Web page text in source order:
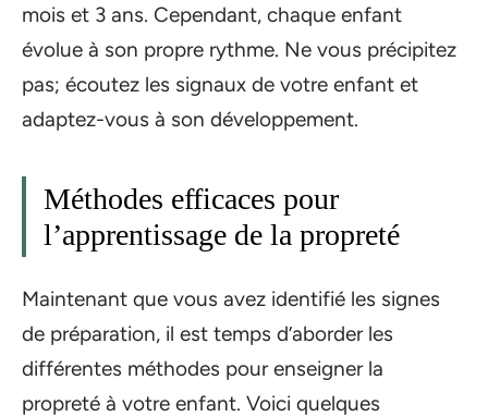
mois et 3 ans. Cependant, chaque enfant
évolue à son propre rythme. Ne vous précipitez
pas; écoutez les signaux de votre enfant et
adaptez-vous à son développement.
Méthodes efficaces pour
l’apprentissage de la propreté
Maintenant que vous avez identifié les signes
de préparation, il est temps d’aborder les
différentes méthodes pour enseigner la
propreté à votre enfant. Voici quelques